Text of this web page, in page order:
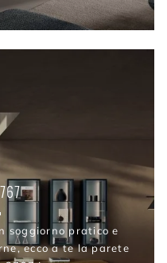
soggiorno pratico e
ecco a te la parete